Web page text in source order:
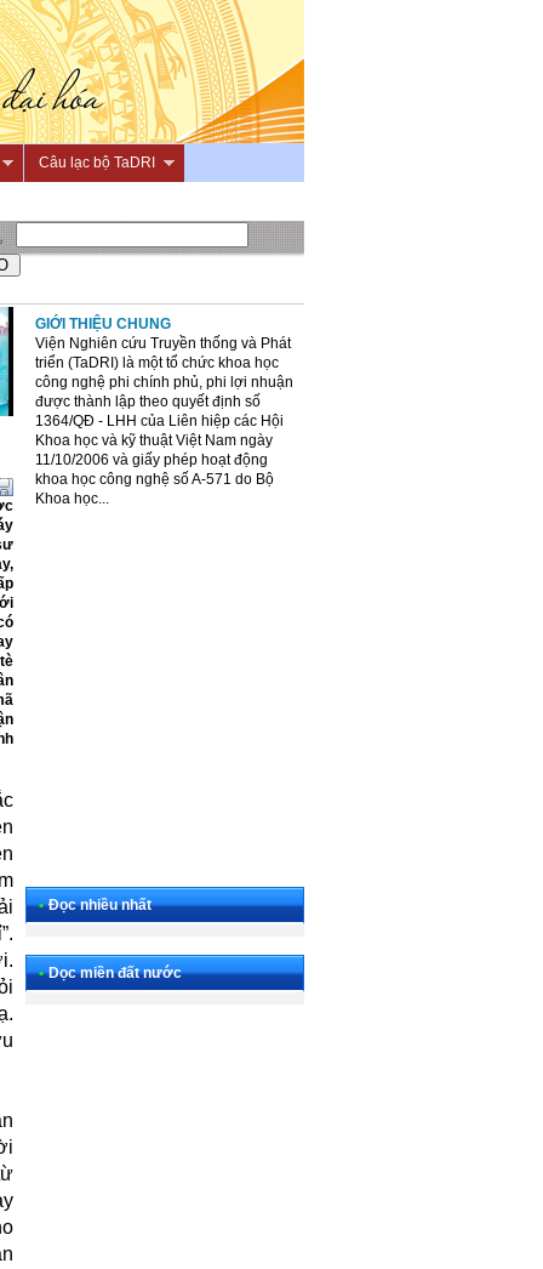
Câu lạc bộ TaDRI
GIỚI THIỆU CHUNG
Viện Nghiên cứu Truyền thống và Phát
triển (TaDRI) là một tổ chức khoa học
công nghệ phi chính phủ, phi lợi nhuận
được thành lập theo quyết định số
1364/QĐ - LHH của Liên hiệp các Hội
Khoa học và kỹ thuật Việt Nam ngày
11/10/2006 và giấy phép hoạt động
khoa học công nghệ số A-571 do Bộ
Khoa học...
• Đọc nhiều nhất
• Dọc miền đất nước